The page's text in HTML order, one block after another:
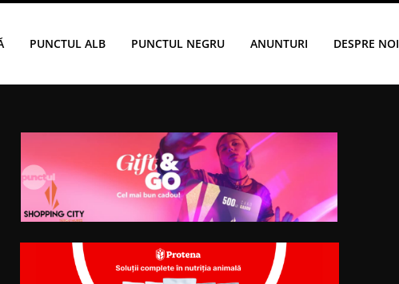
PUNCTUL ALB PUNCTUL NEGRU ANUNTURI DESPRE NOI